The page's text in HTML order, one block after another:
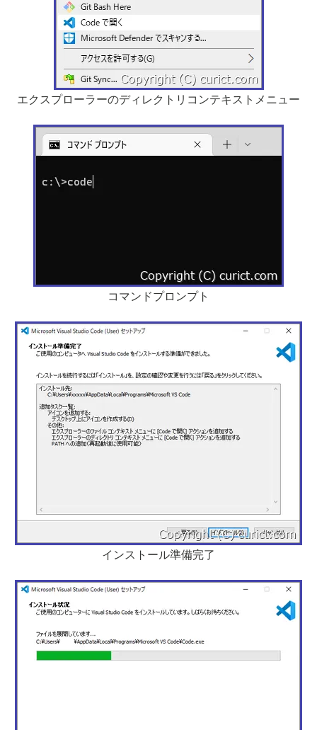
エクスプローラーのディレクトリコンテキストメニュー
コマンドプロンプト
インストール準備完了